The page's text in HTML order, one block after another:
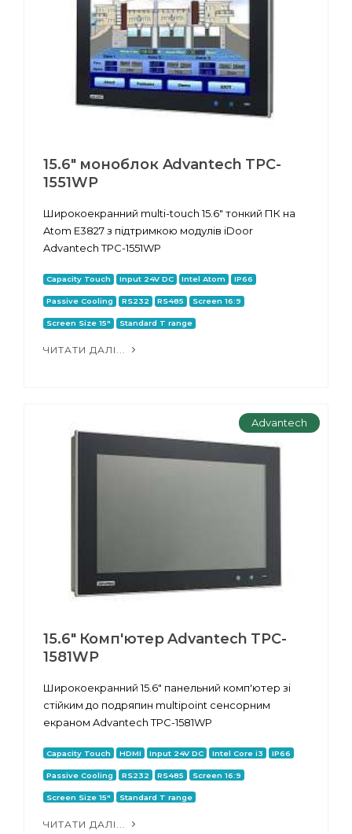
15.6" моноблок Advantech TPC-
1551WP
Широкоекранний multi-touch 15.6" тонкий ПК на
Atom E3827 з підтримкою модулів iDoor
Advantech TPC-1551WP
Capacity Touch Input 24V DC Intel Atom IP66
Passive Cooling RS232 RS485 Screen 16:9
Screen Size 15" Standard T range
ЧИТАТИ ДАЛІ...
Advantech
15.6" Комп'ютер Advantech TPC-
1581WP
Широкоекранний 15.6" панельний комп'ютер зі
стійким до подряпин multipoint сенсорним
екраном Advantech TPC-1581WP
Capacity Touch HDMI Input 24V DC Intel Core i3 IP66
Passive Cooling RS232 RS485 Screen 16:9
Screen Size 15" Standard T range
ЧИТАТИ ДАЛІ...